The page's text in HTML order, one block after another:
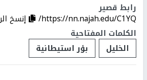
رابط قصير
https://nn.najah.edu/C1YQ/
إنسخ
الكلمات المفتاحية
الخليل
بؤر استيطانية